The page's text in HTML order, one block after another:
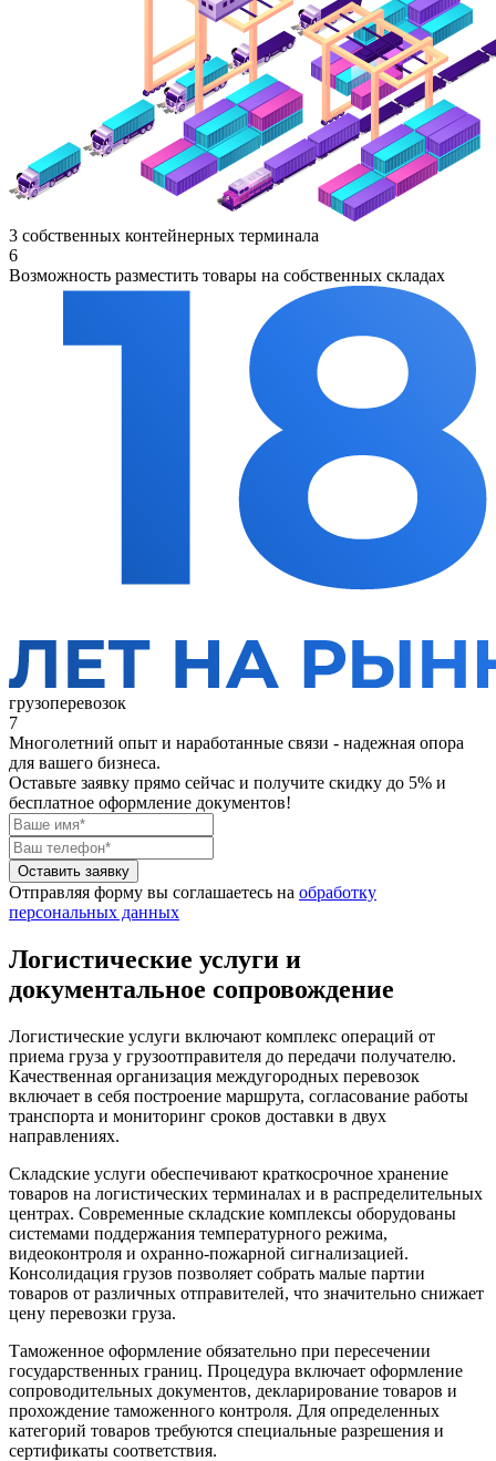
3 собственных контейнерных терминала
6
Возможность разместить товары на собственных складах
грузоперевозок
7
Многолетний опыт и наработанные связи - надежная опора
для вашего бизнеса.
Оставьте заявку прямо сейчас и получите скидку до 5% и
бесплатное оформление документов!
Оставить заявку
Отправляя форму вы соглашаетесь на обработку
персональных данных
Логистические услуги и
документальное сопровождение
Логистические услуги включают комплекс операций от
приема груза у грузоотправителя до передачи получателю.
Качественная организация междугородных перевозок
включает в себя построение маршрута, согласование работы
транспорта и мониторинг сроков доставки в двух
направлениях.
Складские услуги обеспечивают краткосрочное хранение
товаров на логистических терминалах и в распределительных
центрах. Современные складские комплексы оборудованы
системами поддержания температурного режима,
видеоконтроля и охранно-пожарной сигнализацией.
Консолидация грузов позволяет собрать малые партии
товаров от различных отправителей, что значительно снижает
цену перевозки груза.
Таможенное оформление обязательно при пересечении
государственных границ. Процедура включает оформление
сопроводительных документов, декларирование товаров и
прохождение таможенного контроля. Для определенных
категорий товаров требуются специальные разрешения и
сертификаты соответствия.